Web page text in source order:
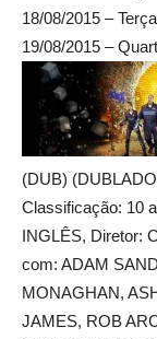
18/08/2015 –
19/08/2015 –
(DUB)
Classificação: 10
INGLÊS, Diretor:
com: ADAM
MONAGHAN,
JAMES, ROB